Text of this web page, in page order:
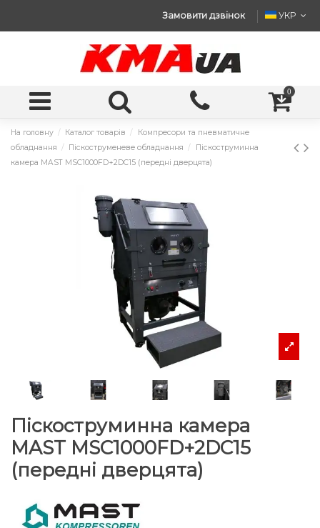
Замовити дзвінок УКР
0
На головну Каталог товарів
Компресори та пневматичне
обладнання
Піскоструменеве обладнання
Піскоструминна
камера MAST MSC1000FD+2DC15 (передні дверцята)
Піскоструминна камера
MAST MSC1000FD+2DC15
(передні дверцята)